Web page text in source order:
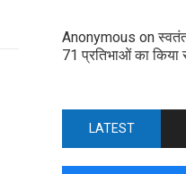
Anonymous on
71 प्रतिभाओं का किया
LATEST